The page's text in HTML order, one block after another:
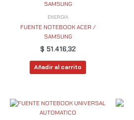
ENERGIA
FUENTE NOTEBOOK ACER /
SAMSUNG
$ 51.416,32
Añadir al carrito